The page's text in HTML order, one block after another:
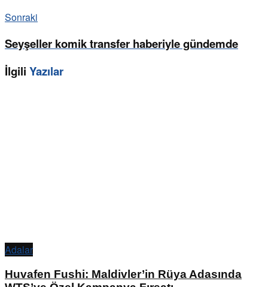
Sonraki
Seyşeller komik transfer haberiyle gündemde
İlgili Yazılar
Adalar
Huvafen Fushi: Maldivler’in Rüya Adasında